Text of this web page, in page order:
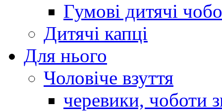
Гумові дитячі
Дитячі капці
Для нього
Чоловіче взуття
черевики, чоботи